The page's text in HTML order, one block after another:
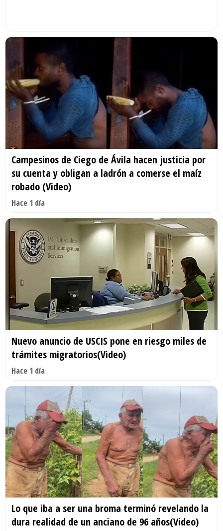
Campesinos de Ciego de Ávila hacen justicia por
su cuenta y obligan a ladrón a comerse el maíz
robado (Video)
Hace 1 día
Nuevo anuncio de USCIS pone en riesgo miles de
trámites migratorios(Video)
Hace 1 día
Lo que iba a ser una broma terminó revelando la
dura realidad de un anciano de 96 años(Video)